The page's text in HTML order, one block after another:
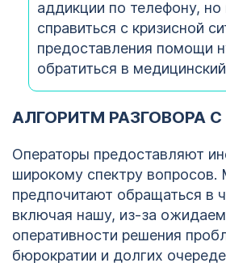
аддикции по телефону, но
справиться с кризисной
предоставления помощи
обратиться в
АЛГОРИТМ РАЗГОВОРА
Операторы предоставляют
широкому спектру
предпочитают обращаться в
включая нашу, из-за
оперативности решения
бюрократии и долгих